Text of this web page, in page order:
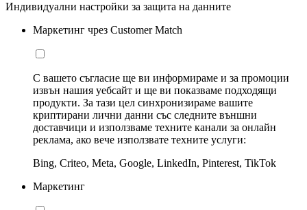
Индивидуални настройки за защита на данните
Маркетинг чрез Customer Match
С вашето съгласие ще ви информираме и за промоции
извън нашия уебсайт и ще ви показваме подходящи
продукти. За тази цел синхронизираме вашите
криптирани лични данни със следните външни
доставчици и използваме техните канали за онлайн
реклама, ако вече използвате техните услуги:
Bing, Criteo, Meta, Google, LinkedIn, Pinterest, TikTok
Маркетинг